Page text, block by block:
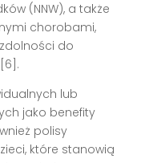
(NNW), a także
chorobami,
do
lub
jako benefity
polisy
które stanowią